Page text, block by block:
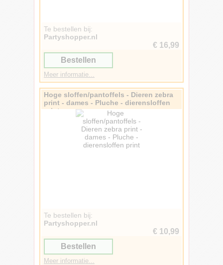
Te bestellen bij:
Partyshopper.nl
€ 16,99
Bestellen
Meer informatie...
Hoge sloffen/pantoffels - Dieren zebra
print - dames - Pluche - dierensloffen
print
Te bestellen bij:
Partyshopper.nl
€ 10,99
Bestellen
Meer informatie...